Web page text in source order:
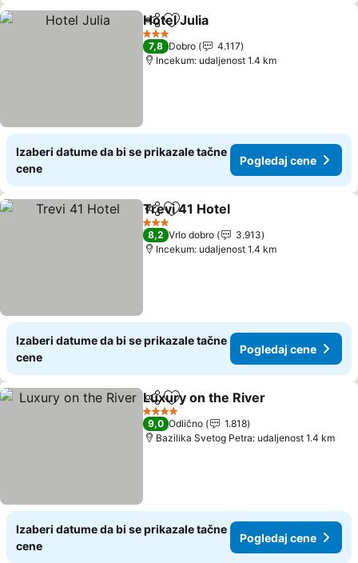
Deli Dodati u favorite
Hotel Julia
3 Zvezdice
7,8 Dobro
4.117
Incekum: udaljenost 1.4 km
Izaberi datume da bi se prikazale tačne
cene
Pogledaj cene
Deli Dodati u favorite
Trevi 41 Hotel
3 Zvezdice
8,2 Vrlo dobro
3.913
Incekum: udaljenost 1.4 km
Izaberi datume da bi se prikazale tačne
cene
Pogledaj cene
Deli Dodati u favorite
Luxury on the River
4 Zvezdice
9,0 Odlično
1.818
Bazilika Svetog Petra: udaljenost 1.4 km
Izaberi datume da bi se prikazale tačne
cene
Pogledaj cene